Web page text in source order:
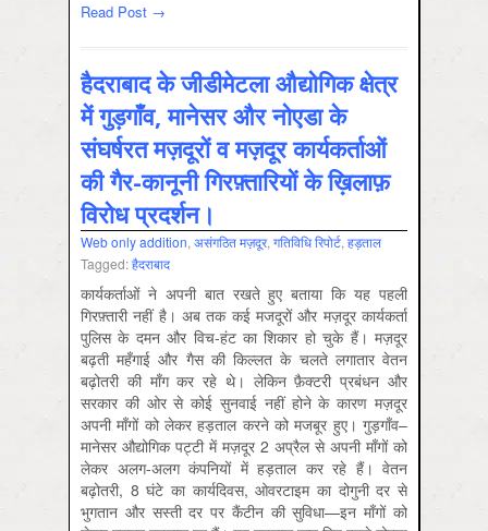
Read Post →
हैदराबाद के जीडीमेटला औद्योगिक क्षेत्र
में गुड़गाँव, मानेसर और नोएडा के
संघर्षरत मज़दूरों व मज़दूर कार्यकर्ताओं
की गैर-कानूनी गिरफ़्तारियों के ख़िलाफ़
विरोध प्रदर्शन।
Web only addition, असंगठित मज़दूर, गतिविधि रिपोर्ट, हड़ताल
Tagged:हैदराबाद
कार्यकर्ताओं ने अपनी बात रखते हुए बताया कि यह पहली
गिरफ़्तारी नहीं है। अब तक कई मजदूरों और मज़दूर कार्यकर्ता
पुलिस के दमन और विच-हंट का शिकार हो चुके हैं। मज़दूर
बढ़ती महँगाई और गैस की किल्लत के चलते लगातार वेतन
बढ़ोतरी की माँग कर रहे थे। लेकिन फ़ैक्टरी प्रबंधन और
सरकार की ओर से कोई सुनवाई नहीं होने के कारण मज़दूर
अपनी माँगों को लेकर हड़ताल करने को मजबूर हुए। गुड़गाँव–
मानेसर औद्योगिक पट्टी में मज़दूर 2 अप्रैल से अपनी माँगों को
लेकर अलग-अलग कंपनियों में हड़ताल कर रहे हैं। वेतन
बढ़ोतरी, 8 घंटे का कार्यदिवस, ओवरटाइम का दोगुनी दर से
भुगतान और सस्ती दर पर कैंटीन की सुविधा—इन माँगों को